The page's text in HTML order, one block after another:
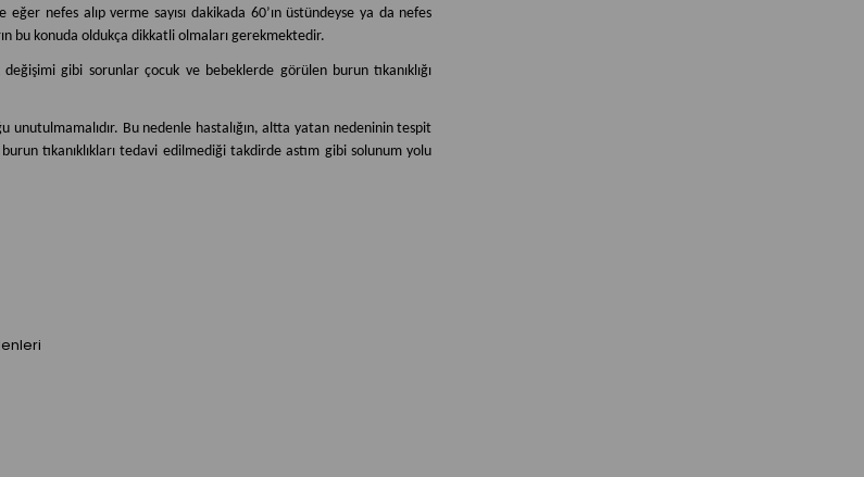
nefes alıp verme sayısı dakikada 60’ın üstündeyse ya da nefes
bu konuda oldukça dikkatli olmaları gerekmektedir.
gibi sorunlar çocuk ve bebeklerde görülen burun tıkanıklığı
unutulmamalıdır. Bu nedenle hastalığın, altta yatan nedeninin tespit
tıkanıklıkları tedavi edilmediği takdirde astım gibi solunum yolu